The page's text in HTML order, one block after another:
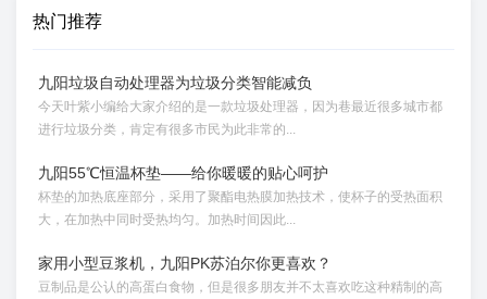
热门推荐
九阳垃圾自动处理器为垃圾分类智能减负
今天叶紫小编给大家介绍的是一款垃圾处理器，因为巷最近很多城市都
进行垃圾分类，肯定有很多市民为此非常的...
九阳55℃恒温杯垫——给你暖暖的贴心呵护
杯垫的加热底座部分，采用了聚酯电热膜加热技术，使杯子的受热面积
大，在加热中同时受热均匀。加热时间因此...
家用小型豆浆机，九阳PK苏泊尔你更喜欢？
豆制品是公认的高蛋白食物，但是很多朋友并不太喜欢吃这种精制的高